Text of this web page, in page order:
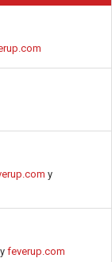
y
y feverup.com